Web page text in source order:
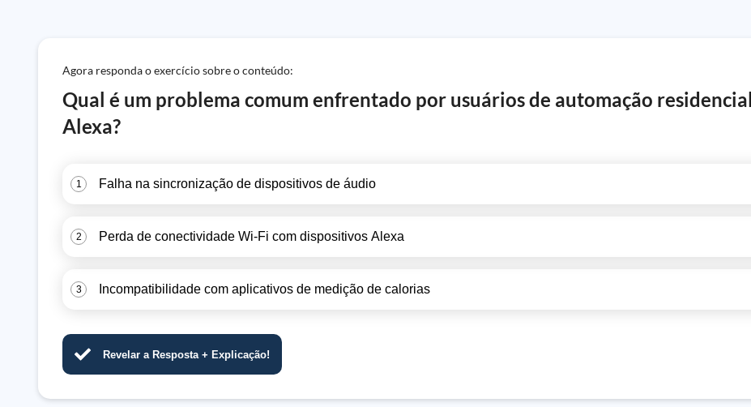
Agora responda o exercício sobre o conteúdo:
Qual é um problema comum enfrentado por usuários de automação
Alexa?
1 Falha na sincronização de dispositivos de áudio
2 Perda de conectividade Wi-Fi com dispositivos Alexa
3 Incompatibilidade com aplicativos de medição de calorias
Revelar a Resposta + Explicação!